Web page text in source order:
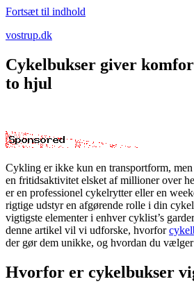
Fortsæt til indhold
vostrup.dk
Cykelbukser giver
to hjul
Cykling er ikke kun en transportform,
en fritidsaktivitet elsket af millioner over
er en professionel cykelrytter eller en
rigtige udstyr en afgørende rolle i din
vigtigste elementer i enhver cyklist’s
denne artikel vil vi udforske, hvorfor
der gør dem unikke, og hvordan du
Hvorfor er cykelbukser